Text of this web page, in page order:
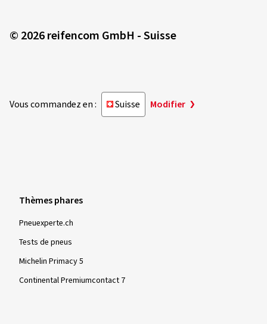
© 2026 reifencom GmbH - Suisse
Vous commandez en : Suisse Modifier
Thèmes phares
Pneuexperte.ch
Tests de pneus
Michelin Primacy 5
Continental Premiumcontact 7